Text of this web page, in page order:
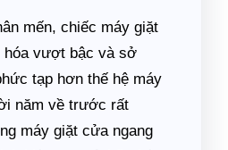
mến, chiếc máy giặt
hóa vượt bậc và sở
tạp hơn thế hệ máy
năm về trước rất
máy giặt cửa ngang